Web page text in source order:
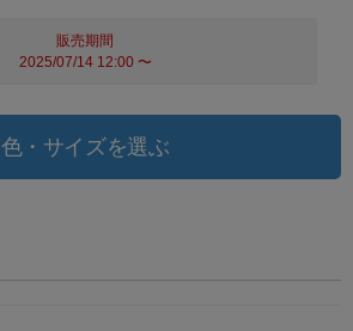
販売期間
2025/07/14 12:00 〜
色・サイズを選ぶ